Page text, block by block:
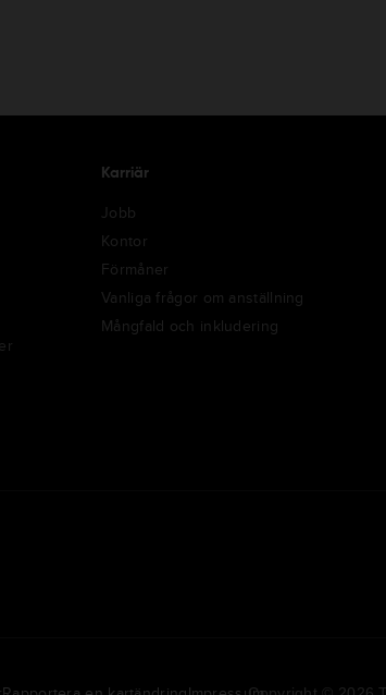
Karriär
Jobb
Kontor
Förmåner
Vanliga frågor om anställning
Mångfald och inkludering